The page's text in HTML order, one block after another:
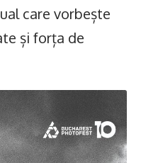
care vorbește
și forța de